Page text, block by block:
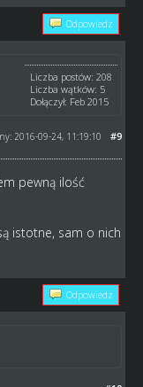
Odpowiedz
Liczba postów: 208
Liczba wątków: 5
Dołączył: Feb 2015
#9
2016-09-24, 11:19:10
pewną ilość
istotne, sam o nich
Odpowiedz